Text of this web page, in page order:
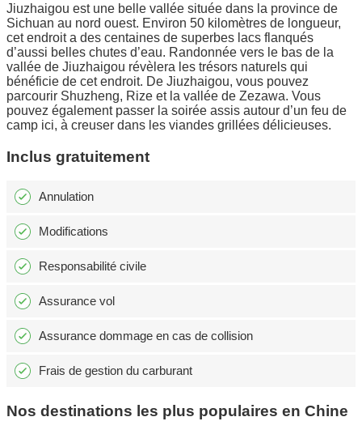
Jiuzhaigou est une belle vallée située dans la province de
Sichuan au nord ouest. Environ 50 kilomètres de longueur,
cet endroit a des centaines de superbes lacs flanqués
d’aussi belles chutes d’eau. Randonnée vers le bas de la
vallée de Jiuzhaigou révèlera les trésors naturels qui
bénéficie de cet endroit. De Jiuzhaigou, vous pouvez
parcourir Shuzheng, Rize et la vallée de Zezawa. Vous
pouvez également passer la soirée assis autour d’un feu de
camp ici, à creuser dans les viandes grillées délicieuses.
Inclus gratuitement
Annulation
Modifications
Responsabilité civile
Assurance vol
Assurance dommage en cas de collision
Frais de gestion du carburant
Nos destinations les plus populaires en Chine